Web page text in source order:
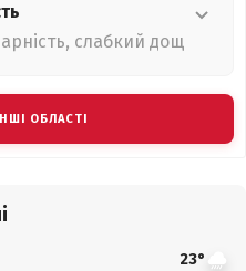
слабкий дощ
ОБЛАСТІ
23°